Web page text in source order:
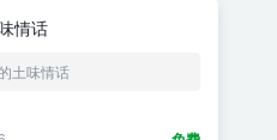
情话
土味情话